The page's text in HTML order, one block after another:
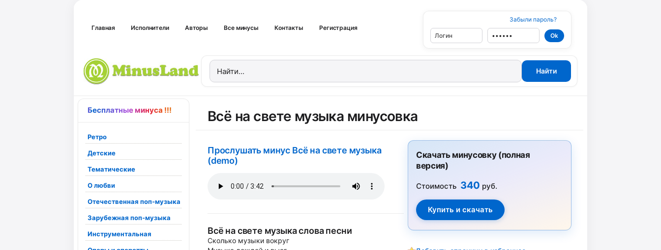
Главная Исполнители Авторы Все минусы Контакты Регистрация
Забыли пароль?
Бесплатные минуса !!!
Ретро
Детские
Тематические
О любви
Отечественная поп-музыка
Зарубежная поп-музыка
Инструментальная
Всё на свете музыка минусовка
Прослушать минус Всё на свете музыка
(demo)
Всё на свете музыка слова песни
Сколько музыки вокруг
Скачать минусовку (полная
версия)
Стоимость 340 руб.